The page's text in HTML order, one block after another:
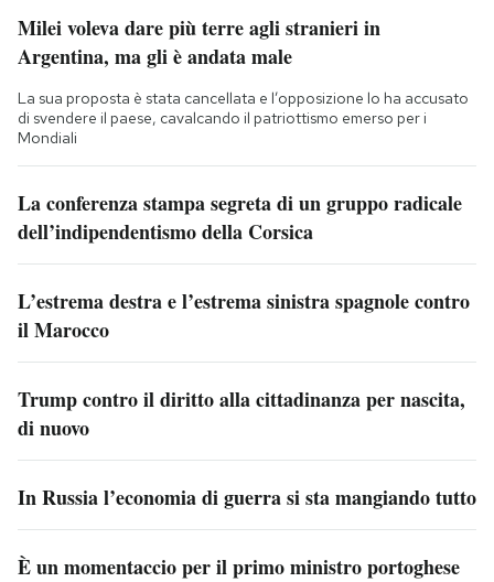
Milei voleva dare più terre agli stranieri in
Argentina, ma gli è andata male
La sua proposta è stata cancellata e l’opposizione lo ha accusato
di svendere il paese, cavalcando il patriottismo emerso per i
Mondiali
La conferenza stampa segreta di un gruppo radicale
dell’indipendentismo della Corsica
L’estrema destra e l’estrema sinistra spagnole contro
il Marocco
Trump contro il diritto alla cittadinanza per nascita,
di nuovo
In Russia l’economia di guerra si sta mangiando tutto
È un momentaccio per il primo ministro portoghese